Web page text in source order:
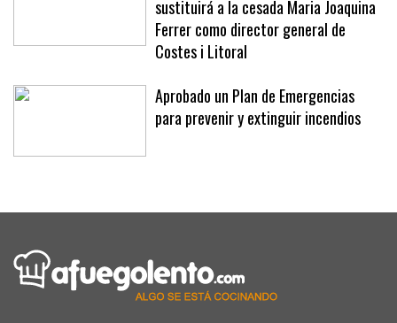
sustituirá a la cesada Maria Joaquina
Ferrer como director general de
Costes i Litoral
Aprobado un Plan de Emergencias
para prevenir y extinguir incendios